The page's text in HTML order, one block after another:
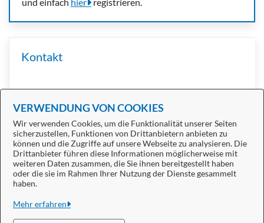
Kontakt
Stadt Bitterfeld-Wolfen
Alle Rechte vorbehalten
VERWENDUNG VON COOKIES
Wir verwenden Cookies, um die Funktionalität unserer Seiten
sicherzustellen, Funktionen von Drittanbietern anbieten zu
können und die Zugriffe auf unsere Webseite zu analysieren. Die
Drittanbieter führen diese Informationen möglicherweise mit
weiteren Daten zusammen, die Sie ihnen bereitgestellt haben
oder die sie im Rahmen Ihrer Nutzung der Dienste gesammelt
haben.
Mehr erfahren